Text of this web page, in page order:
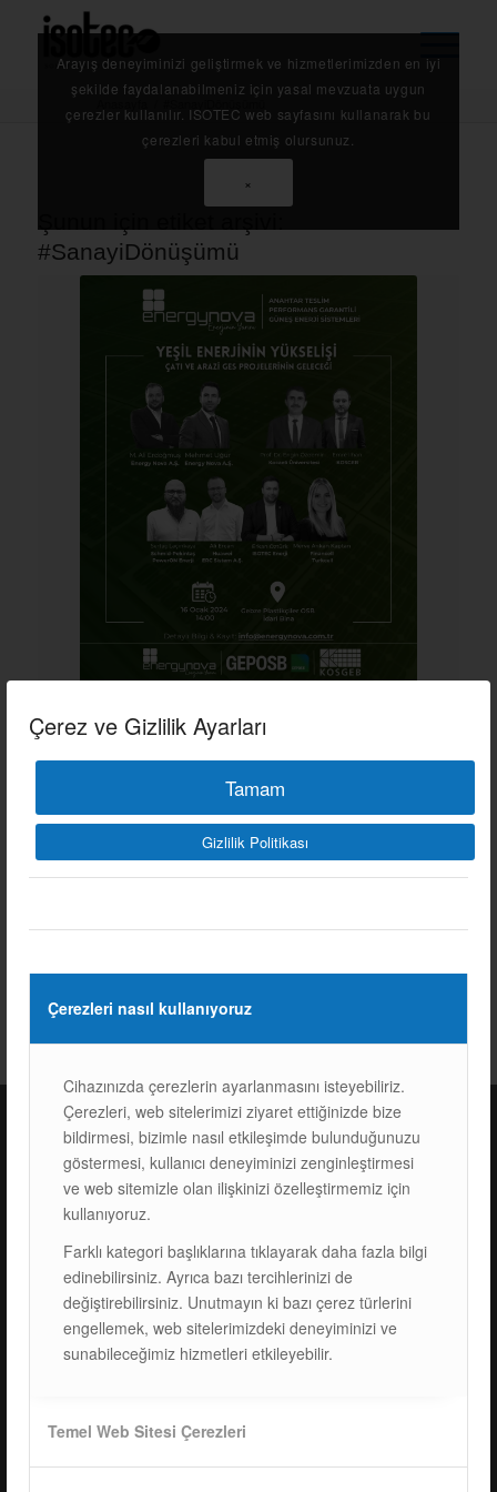
Çerez ve Gizlilik Ayarları
Tamam
Gizlilik Politikası
Çerezleri nasıl kullanıyoruz
Cihazınızda çerezlerin ayarlanmasını isteyebiliriz.
Çerezleri, web sitelerimizi ziyaret ettiğinizde bize
bildirmesi, bizimle nasıl etkileşimde bulunduğunuzu
göstermesi, kullanıcı deneyiminizi zenginleştirmesi
ve web sitemizle olan ilişkinizi özelleştirmemiz için
kullanıyoruz.
Farklı kategori başlıklarına tıklayarak daha fazla bilgi
edinebilirsiniz. Ayrıca bazı tercihlerinizi de
değiştirebilirsiniz. Unutmayın ki bazı çerez türlerini
engellemek, web sitelerimizdeki deneyiminizi ve
sunabileceğimiz hizmetleri etkileyebilir.
Temel Web Sitesi Çerezleri
Anasayfa
#SanayiDönüşümü
ENERJININ YARININA
HAZIR MISINIZ?
ISOTEC Türkiye – Fabrika
ISOTEC Enerji A.Ş.
Çerkeşli Mah. İmes OSB 19. Cad. No:18
Kocaeli Dilovası Türkiye
Tel: +90 262 244 4309
info@isotec.com.tr
Arayış deneyiminizi geliştirmek ve hizmetlerimizden en iyi
şekilde faydalanabilmeniz için yasal mevzuata uygun
çerezler kullanılır. ISOTEC web sayfasını kullanarak bu
çerezleri kabul etmiş olursunuz.
×